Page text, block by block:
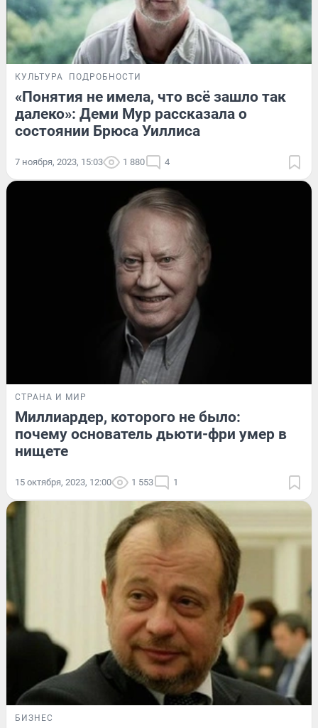
КУЛЬТУРА ПОДРОБНОСТИ
«Понятия не имела, что всё зашло так
далеко»: Деми Мур рассказала о
состоянии Брюса Уиллиса
7 ноября, 2023, 15:03 1 880 4
СТРАНА И МИР
Миллиардер, которого не было:
почему основатель дьюти-фри умер в
нищете
15 октября, 2023, 12:00 1 553 1
БИЗНЕС